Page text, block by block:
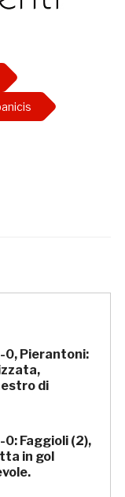
0, Pierantoni:
di
Faggioli (2),
in gol